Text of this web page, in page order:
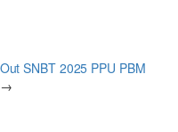
SNBT 2025 PPU PBM
→